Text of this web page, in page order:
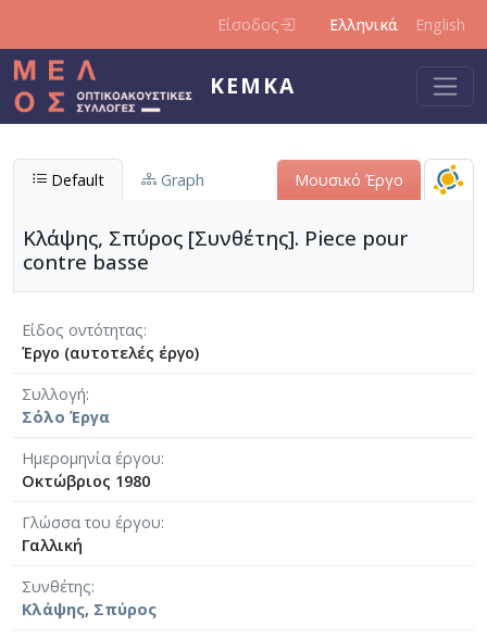
Είσοδος Ελληνικά English
ΚΕΜΚΑ
Default Graph Μουσικό Έργο
Κλάψης, Σπύρος [Συνθέτης]. Piece pour
contre basse
Είδος οντότητας
Έργο (αυτοτελές έργο)
Συλλογή
Σόλο Έργα
Ημερομηνία έργου
Οκτώβριος 1980
Γλώσσα του έργου
Γαλλική
Συνθέτης
Κλάψης, Σπύρος